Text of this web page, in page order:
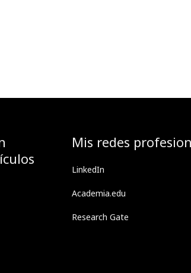
Mis redes
LinkedIn
Academia.edu
Research Gate